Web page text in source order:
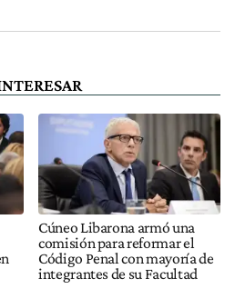
Cúneo Libarona armó una
comisión para reformar el
Código Penal con mayoría de
integrantes de su Facultad